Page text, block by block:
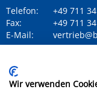
Telefon:
+49 711
Fax:
+49 711
E-Mail:
social Media
Wir verwenden